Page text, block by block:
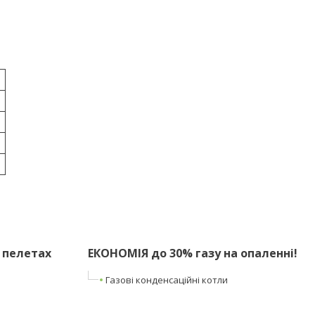
ЕКОНОМІЯ до 30% газу на опаленні!
Газові конденсаційні котли